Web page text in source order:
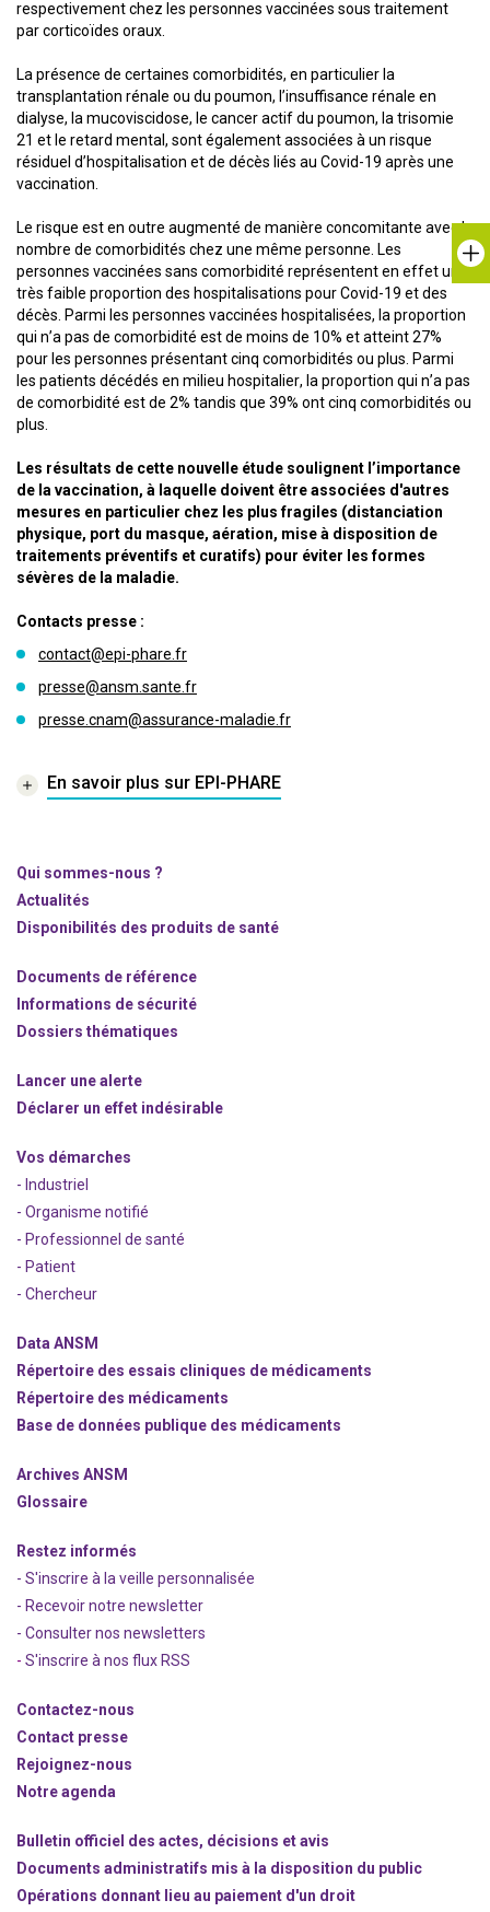
respectivement chez les personnes vaccinées sous traitement
par corticoïdes oraux.
La présence de certaines comorbidités, en particulier la
transplantation rénale ou du poumon, l’insuffisance rénale en
dialyse, la mucoviscidose, le cancer actif du poumon, la trisomie
21 et le retard mental, sont également associées à un risque
résiduel d’hospitalisation et de décès liés au Covid-19 après une
vaccination.
Le risque est en outre augmenté de manière concomitante avec le
nombre de comorbidités chez une même personne. Les
personnes vaccinées sans comorbidité représentent en effet une
très faible proportion des hospitalisations pour Covid-19 et des
décès. Parmi les personnes vaccinées hospitalisées, la proportion
qui n’a pas de comorbidité est de moins de 10% et atteint 27%
pour les personnes présentant cinq comorbidités ou plus. Parmi
les patients décédés en milieu hospitalier, la proportion qui n’a pas
de comorbidité est de 2% tandis que 39% ont cinq comorbidités ou
plus.
Les résultats de cette nouvelle étude soulignent l’importance
de la vaccination, à laquelle doivent être associées d'autres
mesures en particulier chez les plus fragiles (distanciation
physique, port du masque, aération, mise à disposition de
traitements préventifs et curatifs) pour éviter les formes
sévères de la maladie.
Contacts presse :
contact@epi-phare.fr
presse@ansm.sante.fr
presse.cnam@assurance-maladie.fr
En savoir plus sur EPI-PHARE
Qui sommes-nous ?
Actualités
Disponibilités des produits de santé
Documents de référence
Informations de sécurité
Dossiers thématiques
Lancer une alerte
Déclarer un effet indésirable
Vos démarches
- Industriel
- Organisme notifié
- Professionnel de santé
- Patient
- Chercheur
Data ANSM
Répertoire des essais cliniques de médicaments
Répertoire des médicaments
Base de données publique des médicaments
Archives ANSM
Glossaire
Restez informés
- S'inscrire à la veille personnalisée
- Recevoir notre newsletter
- Consulter nos newsletters
- S'inscrire à nos flux RSS
Contactez-nous
Contact presse
Rejoignez-nous
Notre agenda
Bulletin officiel des actes, décisions et avis
Documents administratifs mis à la disposition du public
Opérations donnant lieu au paiement d'un droit